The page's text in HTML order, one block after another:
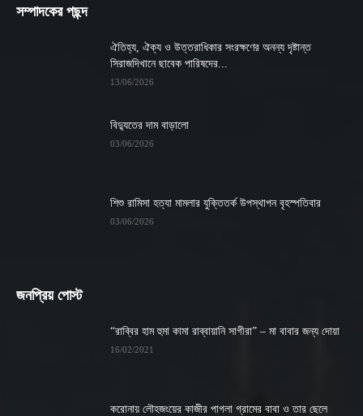
সম্পাদকের পছন্দ
ঐতিহ্য, ঐক্য ও উত্তরাধিকার সংরক্ষণের অনন্য দৃষ্টান্ত
সিরাজদিখানে ছাবেক পারিষদের...
13/06/2026
বিদ্যুতের দাম বাড়ালো
03/06/2026
শিশু রামিসা হত্যা মামলার যুক্তিতর্ক উপস্থাপন বৃহস্পতিবার
03/06/2026
জনপ্রিয় পোস্ট
“রাব্বির হাম হুমা কামা রাব্বায়ানি সাগীরা” – মা বাবার জন্য দোয়া
16/02/2021
করোনায় লৌহজংয়ের কাজীর পাগলা গ্রামের বাবা ও তার ছেলে